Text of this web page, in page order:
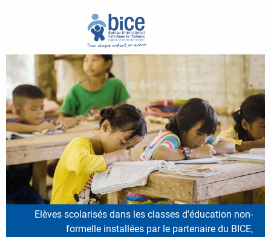
Elèves scolarisés dans les classes d'éducation non-
formelle installées par le partenaire du BICE,